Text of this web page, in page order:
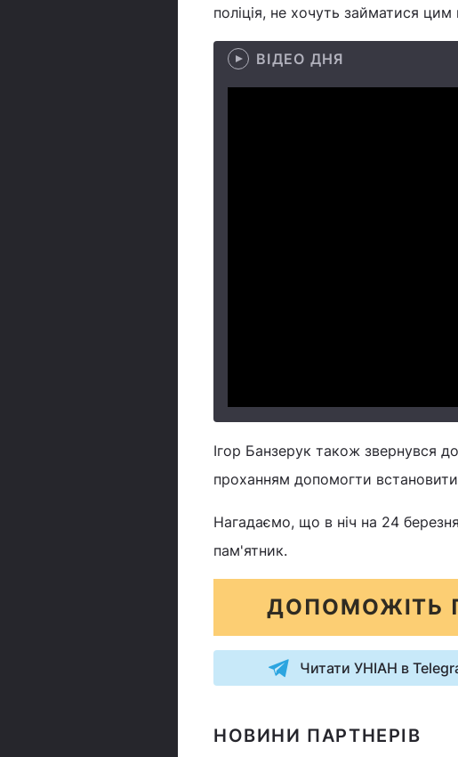
поліція, не хочуть займатися цим
ВІДЕО ДНЯ
Ігор Банзерук також звернувся
проханням допомогти
Нагадаємо, що в ніч на 24
пам'ятник.
ДОПОМОЖІТЬ
Читати УНІАН в
НОВИНИ ПАРТНЕРІВ